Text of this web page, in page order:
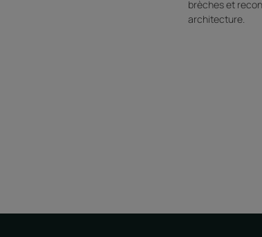
brèches et
architecture.